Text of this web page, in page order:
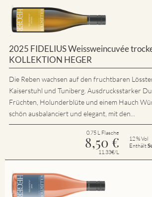
2025 FIDELIUS Weissweincuvée
KOLLEKTION HEGER
Die Reben wachsen auf den fruchtbaren
Kaiserstuhl und Tuniberg. Ausdrucksstarker
Früchten, Holunderblüte und einem Hauch
schön ausbalanciert und elegant, mit den...
0.75 L Flasche
8,50 €
11.33€/L
12 % Vol
Enthält